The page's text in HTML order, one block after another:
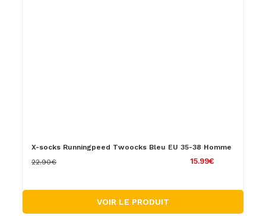
X-socks Runningpeed Twoocks Bleu EU 35-38 Homme
15.99€
22.90€
VOIR LE PRODUIT